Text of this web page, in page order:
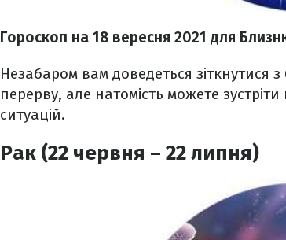
Гороскоп на 18 вересня 2021 для
Незабаром вам доведеться зіткнутися
перерву, але натомість можете
ситуацій.
Рак (22 червня – 22 липня)